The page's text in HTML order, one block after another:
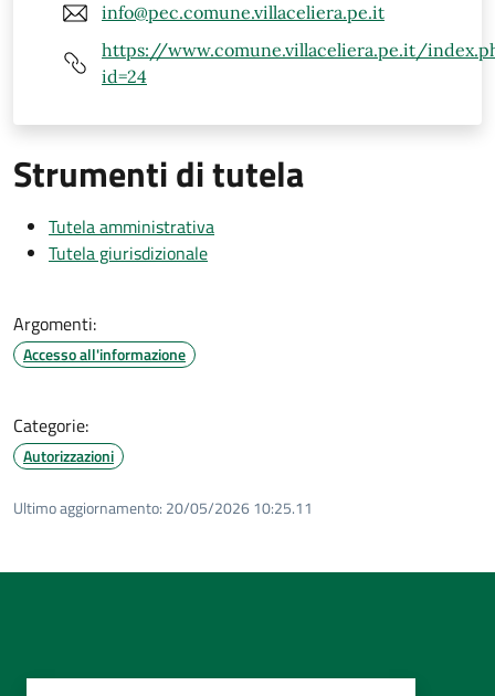
info@pec.comune.villaceliera.pe.it
https://www.comune.villaceliera.pe.it/
id=24
Strumenti di tutela
Tutela amministrativa
Tutela giurisdizionale
Argomenti:
Accesso all'informazione
Categorie:
Autorizzazioni
Ultimo aggiornamento: 20/05/2026 10:25.11